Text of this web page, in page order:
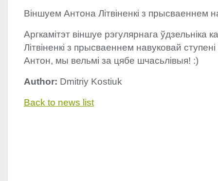
Віншуем Антона Літвіненкі з прысваеннем
Аргкамітэт віншуе рэгулярнага ўдзельніка
Літвіненкі з прысваеннем навуковай
Антон, мы вельмі за цябе шчасьлівыя! :)
Author: Dmitriy Kostiuk
Back to news list